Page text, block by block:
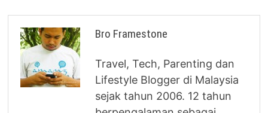
Bro Framestone
Travel, Tech, Parenting dan
Lifestyle Blogger di Malaysia
sejak tahun 2006. 12 tahun